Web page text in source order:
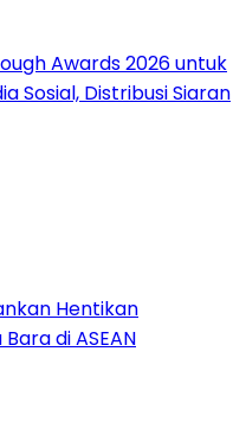
Awards 2026 untuk
Sosial, Distribusi Siaran
Hentikan
di ASEAN